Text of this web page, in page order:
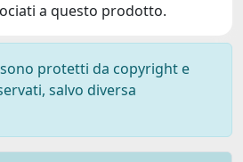
a questo prodotto.
protetti da copyright e
salvo diversa